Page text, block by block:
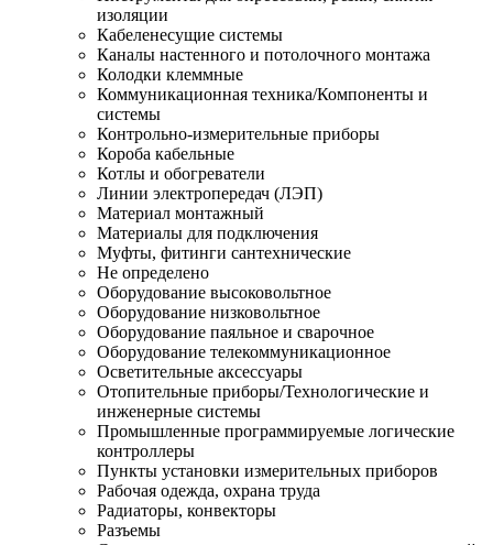
изоляции
Кабеленесущие системы
Каналы настенного и потолочного монтажа
Колодки клеммные
Коммуникационная техника/Компоненты и
системы
Контрольно-измерительные приборы
Короба кабельные
Котлы и обогреватели
Линии электропередач (ЛЭП)
Материал монтажный
Материалы для подключения
Муфты, фитинги сантехнические
Не определено
Оборудование высоковольтное
Оборудование низковольтное
Оборудование паяльное и сварочное
Оборудование телекоммуникационное
Осветительные аксессуары
Отопительные приборы/Технологические и
инженерные системы
Промышленные программируемые логические
контроллеры
Пункты установки измерительных приборов
Рабочая одежда, охрана труда
Радиаторы, конвекторы
Разъемы